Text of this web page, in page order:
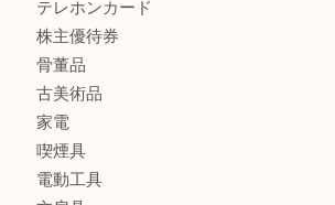
バッグ
財布
ブランド
時計
カメラ
食器
金貨